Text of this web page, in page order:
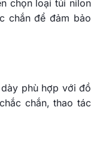
chọn loại túi nilon
chắn để đảm bảo
phù hợp với đồ
chắn, thao tác